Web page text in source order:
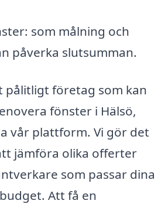
som målning och
påverka slutsumman.
pålitligt företag som kan
fönster i Hälsö,
vår plattform. Vi gör det
jämföra olika offerter
som passar dina
Att få en